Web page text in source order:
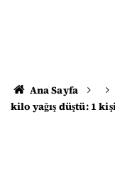
Ana Sayfa
kilo yağış düştü: 1